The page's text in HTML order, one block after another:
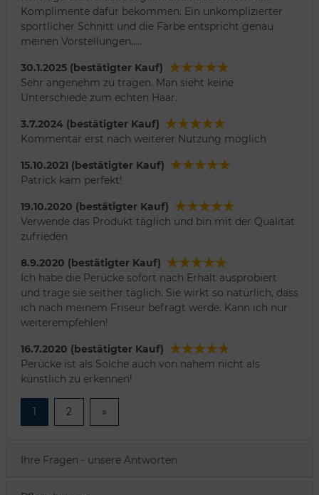
Komplimente dafür bekommen. Ein unkomplizierter
sportlicher Schnitt und die Farbe entspricht genau
meinen Vorstellungen.....
30.1.2025 (bestätigter Kauf)
Sehr angenehm zu tragen. Man sieht keine
Unterschiede zum echten Haar.
3.7.2024 (bestätigter Kauf)
Kommentar erst nach weiterer Nutzung möglich
15.10.2021 (bestätigter Kauf)
Patrick kam perfekt!
19.10.2020 (bestätigter Kauf)
Verwende das Produkt täglich und bin mit der Qualität
zufrieden
8.9.2020 (bestätigter Kauf)
Ich habe die Perücke sofort nach Erhalt ausprobiert
und trage sie seither täglich. Sie wirkt so natürlich, dass
ich nach meinem Friseur befragt werde. Kann ich nur
weiterempfehlen!
16.7.2020 (bestätigter Kauf)
Perücke ist als Solche auch von nahem nicht als
künstlich zu erkennen!
1 2 »
Ihre Fragen - unsere Antworten